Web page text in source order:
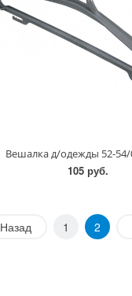
Вешалка д/одежды 52-
105 руб.
Назад 1 2